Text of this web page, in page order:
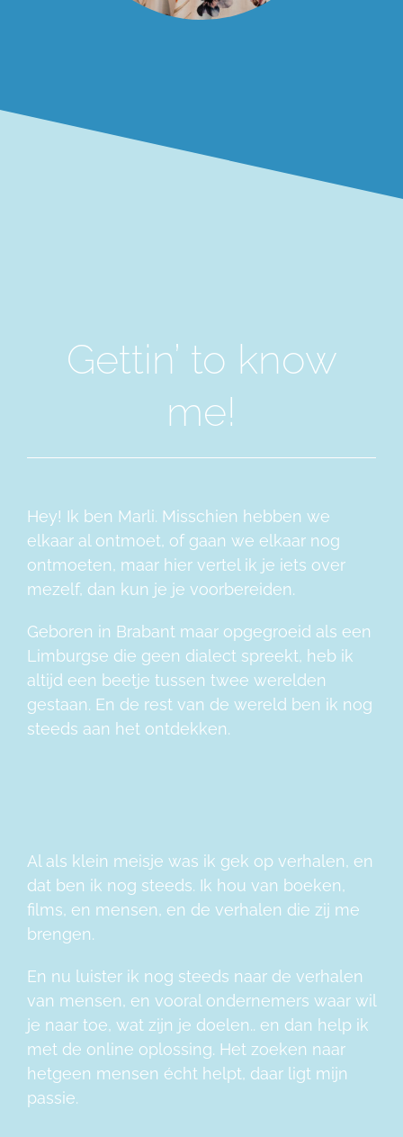
Gettin’ to know
me!
Hey! Ik ben Marli. Misschien hebben we
elkaar al ontmoet, of gaan we elkaar nog
ontmoeten, maar hier vertel ik je iets over
mezelf, dan kun je je voorbereiden.
Geboren in Brabant maar opgegroeid als een
Limburgse die geen dialect spreekt, heb ik
altijd een beetje tussen twee werelden
gestaan. En de rest van de wereld ben ik nog
steeds aan het ontdekken.
Al als klein meisje was ik gek op verhalen, en
dat ben ik nog steeds. Ik hou van boeken,
films, en mensen, en de verhalen die zij me
brengen.
En nu luister ik nog steeds naar de verhalen
van mensen, en vooral ondernemers waar wil
je naar toe, wat zijn je doelen.. en dan help ik
met de online oplossing. Het zoeken naar
hetgeen mensen écht helpt, daar ligt mijn
passie.